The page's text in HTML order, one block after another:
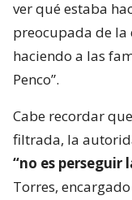
ver qué estaba
preocupada de la
haciendo a las
Penco”.
Cabe recordar
filtrada, la
“no es perseguir
Torres,